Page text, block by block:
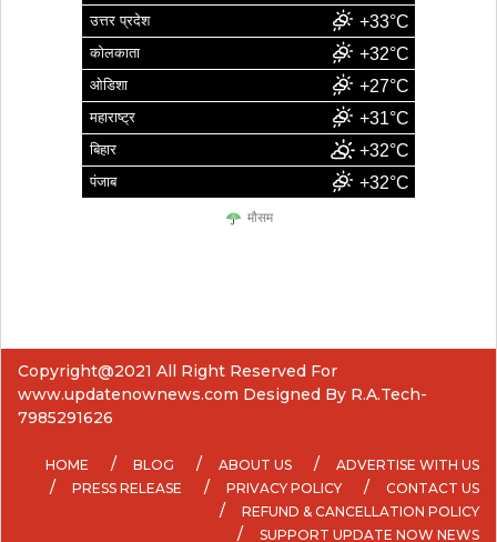
उत्तर प्रदेश +33°C
कोलकाता +32°C
ओडिशा +27°C
महाराष्ट्र +31°C
बिहार +32°C
पंजाब +32°C
मौसम
Copyright@2021 All Right Reserved For
www.updatenownews.com Designed By R.A.Tech-
7985291626
HOME BLOG ABOUT US
ADVERTISE WITH US
PRESS RELEASE
PRIVACY POLICY
CONTACT US
REFUND & CANCELLATION POLICY
SUPPORT UPDATE NOW NEWS